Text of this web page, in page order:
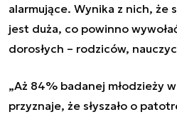
alarmujące. Wynika z nich, że
jest duża, co powinno
dorosłych – rodziców,
„Aż 84% badanej młodzieży
przyznaje, że słyszało o